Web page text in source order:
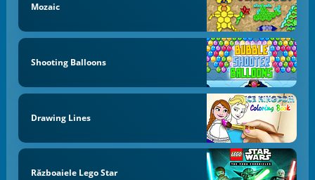
Mozaic
Shooting Balloons
Drawing Lines
Războaiele Lego Star